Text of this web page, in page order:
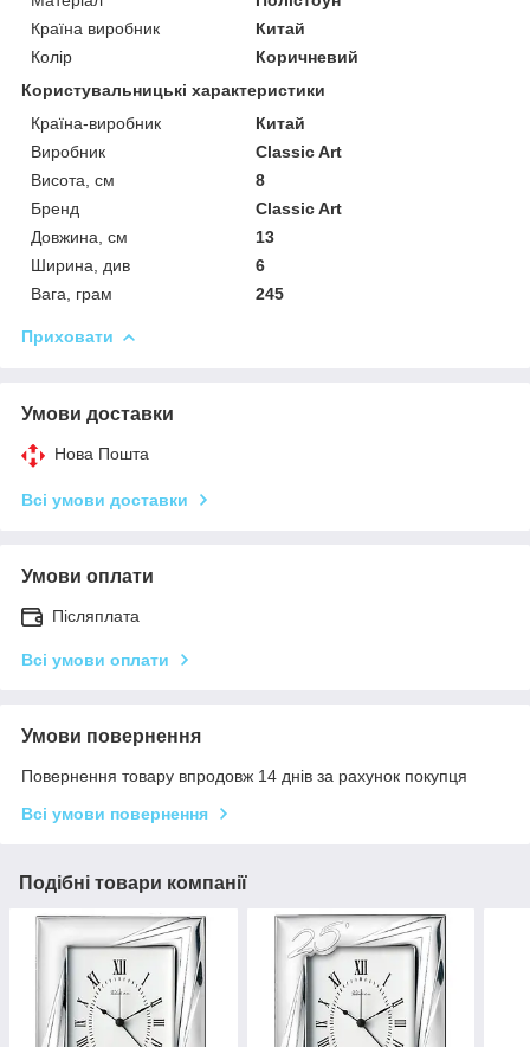
Країна виробник
Китай
Колір
Коричневий
Користувальницькі характеристики
Країна-виробник
Китай
Виробник
Classic Art
Висота, см
8
Бренд
Classic Art
Довжина, см
13
Ширина, див
6
Вага, грам
245
Приховати
Умови доставки
Нова Пошта
Всі умови доставки
Умови оплати
Післяплата
Всі умови оплати
Умови повернення
Повернення товару впродовж 14 днів за рахунок покупця
Всі умови повернення
Подібні товари компанії